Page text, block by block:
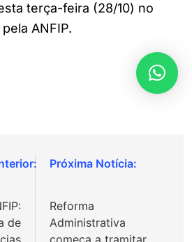
terça-feira (28/10) no
ANFIP.
de
Reforma
Administrativa